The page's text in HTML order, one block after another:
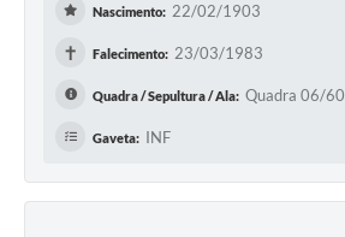
Nascimento: 22/02/1903
✝ Falecimento: 23/03/1983
Quadra / Sepultura / Ala: Quadra 06/60
Gaveta: INF